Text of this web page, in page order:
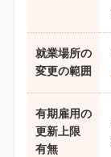
就業場所の
変更の範囲
有期雇用の
更新上限
有無